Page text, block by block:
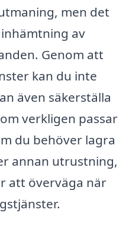
men det
av
Genom att
kan du inte
även säkerställa
verkligen passar
du behöver lagra
annan utrustning,
att överväga när